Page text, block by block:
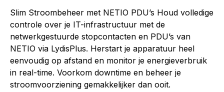
Slim Stroombeheer met NETIO PDU’s Houd volledige
controle over je IT-infrastructuur met de
netwerkgestuurde stopcontacten en PDU’s van
NETIO via LydisPlus. Herstart je apparatuur heel
eenvoudig op afstand en monitor je energieverbruik
in real-time. Voorkom downtime en beheer je
stroomvoorziening gemakkelijker dan ooit.